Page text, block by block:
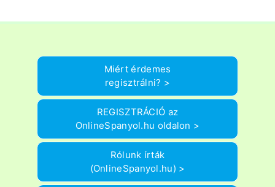
Miért érdemes
regisztrálni? >
REGISZTRÁCIÓ az
OnlineSpanyol.hu oldalon >
Rólunk írták
(OnlineSpanyol.hu) >